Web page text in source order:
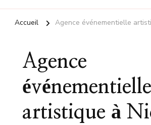
Accueil Agence événementielle
Agence
événementielle
artistique à